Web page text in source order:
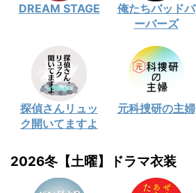
DREAM STAGE
俺たちバッドバ
ーバーズ
探偵さんリュッ
ク開いてますよ
元科捜研の主婦
2026冬【土曜】ドラマ衣装